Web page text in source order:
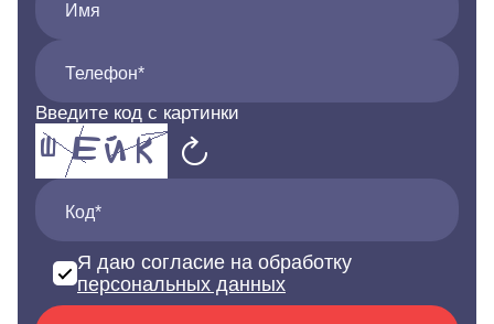
Имя
Телефон*
Введите код с картинки
Код*
Я даю согласие на обработку
персональных данных